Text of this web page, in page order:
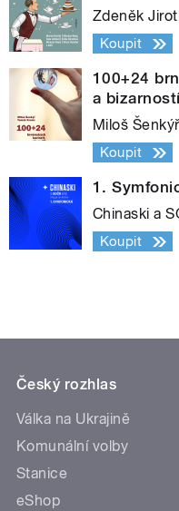
Zdeněk
Koupit
100+24
a
Miloš
Koupit
1.
Chinaski a
Koupit
Český rozhlas
Válka na Ukrajině
Komunální volby
Stanice
eShop